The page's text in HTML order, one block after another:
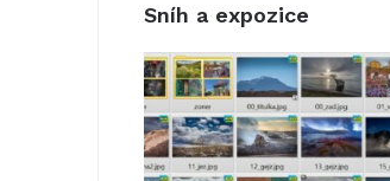
Sníh a expozice